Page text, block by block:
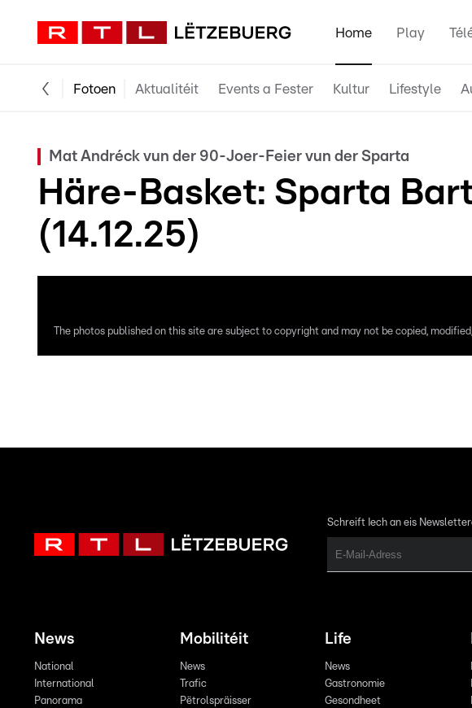
Home Play
Fotoen Aktualitéit Events a Fester Kultur Lifestyle
Mat Andréck vun der 90-Joer-Feier vun der Sparta
Häre-Basket: Sparta
(14.12.25)
The photos published on this site are subject to copyright and may not be copied,
Schreift Iech an eis
News
National
International
Panorama
Mobilitéit
News
Trafic
Pëtrolspräisser
Life
News
Gastronomie
Gesondheet